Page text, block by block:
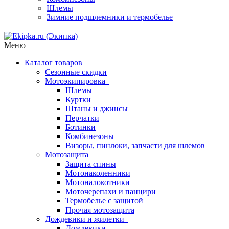
Шлемы
Зимние подшлемники и термобелье
Меню
Каталог товаров
Сезонные скидки
Мотоэкипировка
Шлемы
Куртки
Штаны и джинсы
Перчатки
Ботинки
Комбинезоны
Визоры, пинлоки, запчасти для шлемов
Мотозащита
Защита спины
Мотонаколенники
Мотоналокотники
Моточерепахи и панцири
Термобелье с защитой
Прочая мотозащита
Дождевики и жилетки